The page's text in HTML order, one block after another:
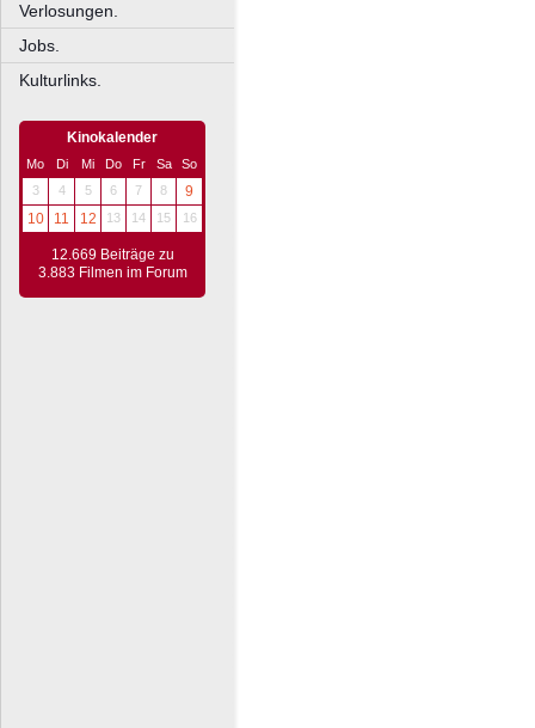
Verlosungen.
Jobs.
Kulturlinks.
Kinokalender
Mo Di Mi Do Fr Sa
So
3
4 5 6 7 8
9
10
11 12 13 14 15 16
12.669 Beiträge zu
3.883 Filmen im Forum